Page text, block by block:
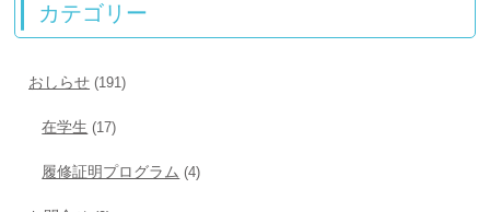
カテゴリー
おしらせ (191)
在学生 (17)
履修証明プログラム (4)